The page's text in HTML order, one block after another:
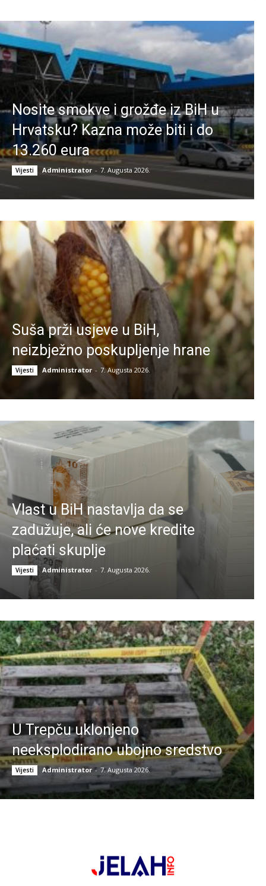
Nosite smokve i grožđe iz BiH u
Hrvatsku? Kazna može biti i do
13.260 eura
Vijesti Administrator - 7. Augusta 2026.
Suša prži usjeve u BiH,
neizbježno poskupljenje hrane
Vijesti Administrator - 7. Augusta 2026.
Vlast u BiH nastavlja da se
zadužuje, ali će nove kredite
plaćati skuplje
Vijesti Administrator - 7. Augusta 2026.
U Trepču uklonjeno
neeksplodirano ubojno sredstvo
Vijesti Administrator - 7. Augusta 2026.